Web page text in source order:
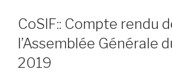
CoSIF:: Compte rendu
l’Assemblée Générale
2019